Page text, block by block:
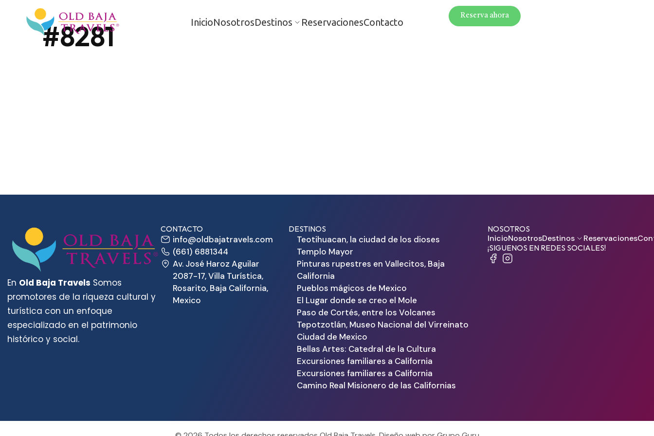
InicioNosotrosDestinos ReservacionesContacto
Reserva ahora
#8281
En Old Baja Travels Somos
promotores de la riqueza cultural y
turística con un enfoque
especializado en el patrimonio
histórico y social.
CONTACTO
info@oldbajatravels.com
(661) 6881344
Av. José Haroz Aguilar
2087-17, Villa Turística,
Rosarito, Baja California,
Mexico
DESTINOS
Teotihuacan, la ciudad de los dioses
Templo Mayor
Pinturas rupestres en Vallecitos, Baja
California
Pueblos mágicos de Mexico
El Lugar donde se creo el Mole
Paso de Cortés, entre los Volcanes
Tepotzotlán, Museo Nacional del Virreinato
Ciudad de Mexico
Bellas Artes: Catedral de la Cultura
Excursiones familiares a California
Excursiones familiares a California
Camino Real Misionero de las Californias
NOSOTROS
InicioNosotrosDestinos Reservaciones
¡SIGUENOS EN REDES SOCIALES!